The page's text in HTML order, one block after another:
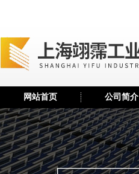
网站首页 公司简介